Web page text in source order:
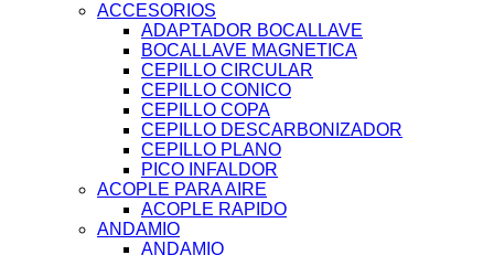
ACCESORIOS
ADAPTADOR BOCALLAVE
BOCALLAVE MAGNETICA
CEPILLO CIRCULAR
CEPILLO CONICO
CEPILLO COPA
CEPILLO DESCARBONIZADOR
CEPILLO PLANO
PICO INFALDOR
ACOPLE PARA AIRE
ACOPLE RAPIDO
ANDAMIO
ANDAMIO